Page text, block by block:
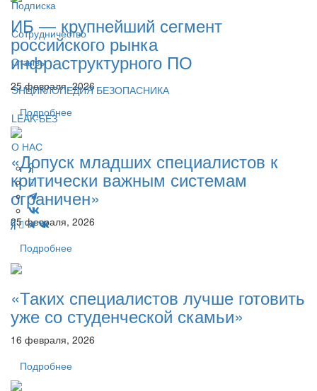
Подписка
Сотрудничество
Отзывы
ЭНЦИКЛОПЕДИЯ БЕЗОПАСНИКА
LEAK-БЕЗ
О НАС
ИБ — крупнейший сегмент
российского рынка
инфраструктурного ПО
25 февраля, 2026
Подробнее
«Допуск младших специалистов к
критически важным системам
ограничен»
25 февраля, 2026
Подробнее
«Таких специалистов лучше готовить
уже со студенческой скамьи»
16 февраля, 2026
Подробнее